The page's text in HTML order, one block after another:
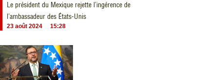
Le président du Mexique rejette l’ingérence de
l’ambassadeur des États-Unis
23 août 2024 15:28